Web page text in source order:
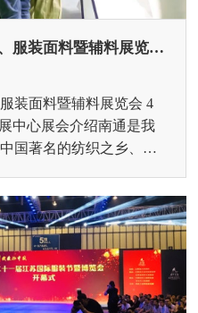
2024第四届南通国际家纺、服装面料暨辅料展览会报名通道全面开启
装面料暨辅料展览会 4
中心展会介绍南通是我
国著名的纺织之乡、家